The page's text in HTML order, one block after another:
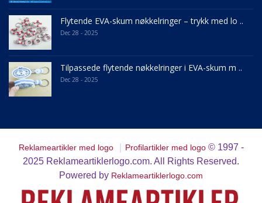
Flytende EVA-skum nøkkelringer – trykk med lo ..
Dec 28 - 2025
Tilpassede flytende nøkkelringer i EVA-skum m ..
Dec 28 - 2025
Reklameartikler med logo｜ Profilartikler med logo © 1997 -
2025 Reklameartiklerlogo.com. All Rights Reserved.
Powered by Reklameartiklerlogo.com